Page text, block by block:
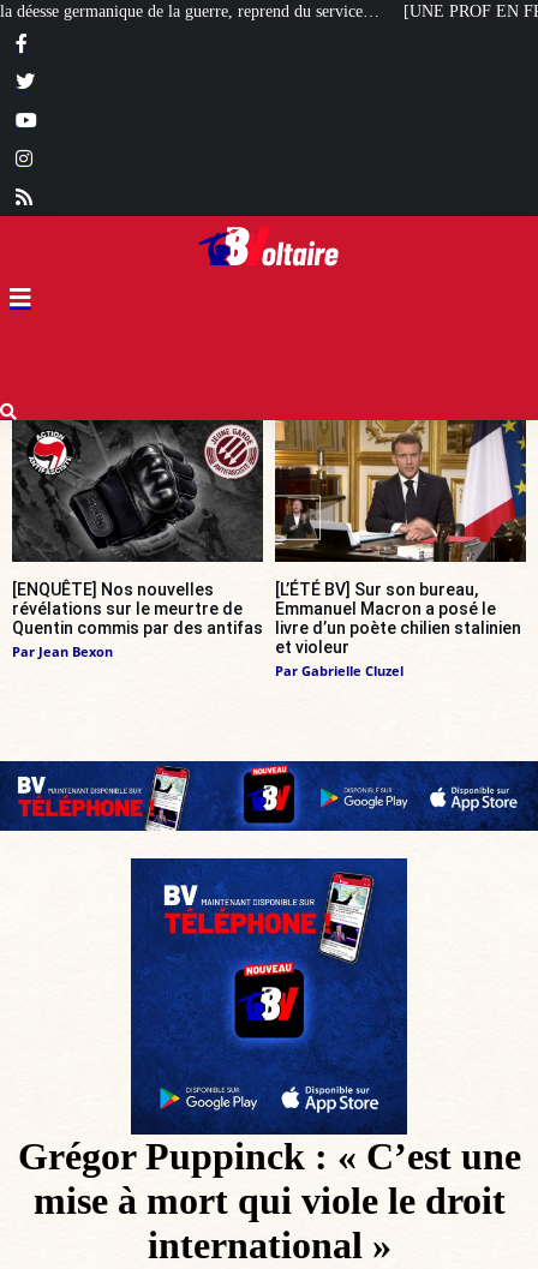
du service… [UNE PROF EN FRANCE] L’école de l’admiration et
[ENQUÊTE] Nos nouvelles
révélations sur le meurtre de
Quentin commis par des antifas
Par Jean Bexon
[L’ÉTÉ BV] Sur son bureau,
Emmanuel Macron a posé le
livre d’un poète chilien stalinien
et violeur
Par Gabrielle Cluzel
Grégor Puppinck : « C’est une
mise à mort qui viole le droit
international »